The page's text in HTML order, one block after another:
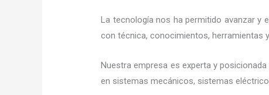
La tecnología nos ha permitido avanzar y
con técnica, conocimientos, herramientas
Nuestra empresa es experta y posicionada
en sistemas mecánicos, sistemas